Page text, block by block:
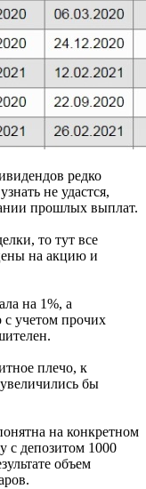
редко
не удастся,
прошлых выплат.
то тут все
на акцию и
на 1%, а
учетом прочих
плечо, к
бы
на конкретном
с депозитом 1000
объем